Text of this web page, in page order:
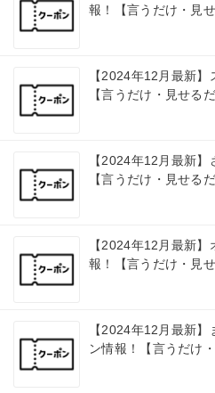
報！【言うだけ・見
【2024年12月最新】
【言うだけ・見せる
【2024年12月最新】
【言うだけ・見せる
【2024年12月最新
報！【言うだけ・見
【2024年12月最新
ン情報！【言うだけ